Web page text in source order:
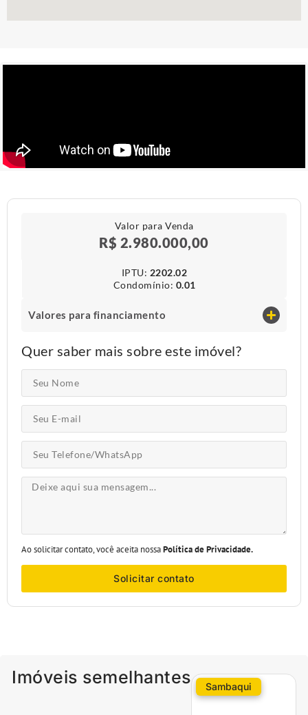
Valor para Venda
R$ 2.980.000,00
IPTU​: 2202.02
Condomínio​: 0.01
Valores para financiamento
Quer saber mais sobre este imóvel?
Ao solicitar contato, você aceita nossaPolítica de Privacidade.
Solicitar contato
Imóveis semelhantes Sambaqui